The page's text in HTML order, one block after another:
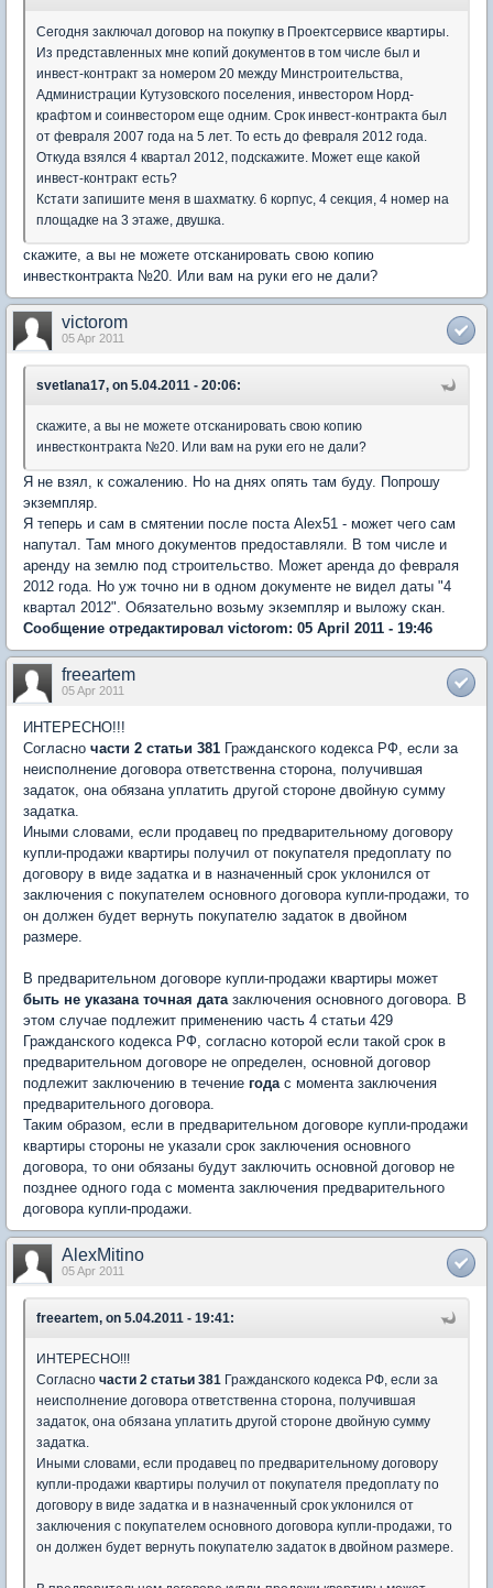
Сегодня заключал договор на покупку в Проектсервисе квартиры.
Из представленных мне копий документов в том числе был и
инвест-контракт за номером 20 между Минстроительства,
Администрации Кутузовского поселения, инвестором Норд-
крафтом и соинвестором еще одним. Срок инвест-контракта был
от февраля 2007 года на 5 лет. То есть до февраля 2012 года.
Откуда взялся 4 квартал 2012, подскажите. Может еще какой
инвест-контракт есть?
Кстати запишите меня в шахматку. 6 корпус, 4 секция, 4 номер на
площадке на 3 этаже, двушка.
скажите, а вы не можете отсканировать свою копию
инвестконтракта №20. Или вам на руки его не дали?
victorom
05 Apr 2011
svetlana17, on 5.04.2011 - 20:06:
скажите, а вы не можете отсканировать свою копию
инвестконтракта №20. Или вам на руки его не дали?
Я не взял, к сожалению. Но на днях опять там буду. Попрошу
экземпляр.
Я теперь и сам в смятении после поста Alex51 - может чего сам
напутал. Там много документов предоставляли. В том числе и
аренду на землю под строительство. Может аренда до февраля
2012 года. Но уж точно ни в одном документе не видел даты "4
квартал 2012". Обязательно возьму экземпляр и выложу скан.
Сообщение отредактировал victorom: 05 April 2011 - 19:46
freeartem
05 Apr 2011
ИНТЕРЕСНО!!!
Согласно части 2 статьи 381 Гражданского кодекса РФ, если за
неисполнение договора ответственна сторона, получившая
задаток, она обязана уплатить другой стороне двойную сумму
задатка.
Иными словами, если продавец по предварительному договору
купли-продажи квартиры получил от покупателя предоплату по
договору в виде задатка и в назначенный срок уклонился от
заключения с покупателем основного договора купли-продажи, то
он должен будет вернуть покупателю задаток в двойном
размере.
В предварительном договоре купли-продажи квартиры может
быть не указана точная дата заключения основного договора. В
этом случае подлежит применению часть 4 статьи 429
Гражданского кодекса РФ, согласно которой если такой срок в
предварительном договоре не определен, основной договор
подлежит заключению в течение года с момента заключения
предварительного договора.
Таким образом, если в предварительном договоре купли-продажи
квартиры стороны не указали срок заключения основного
договора, то они обязаны будут заключить основной договор не
позднее одного года с момента заключения предварительного
договора купли-продажи.
AlexMitino
05 Apr 2011
freeartem, on 5.04.2011 - 19:41:
ИНТЕРЕСНО!!!
Согласно части 2 статьи 381 Гражданского кодекса РФ, если за
неисполнение договора ответственна сторона, получившая
задаток, она обязана уплатить другой стороне двойную сумму
задатка.
Иными словами, если продавец по предварительному договору
купли-продажи квартиры получил от покупателя предоплату по
договору в виде задатка и в назначенный срок уклонился от
заключения с покупателем основного договора купли-продажи, то
он должен будет вернуть покупателю задаток в двойном размере.